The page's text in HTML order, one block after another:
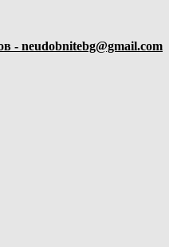
- neudobnitebg@gmail.com